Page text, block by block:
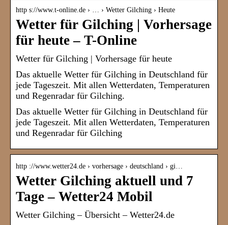
http s://www.t-online.de › … › Wetter Gilching › Heute
Wetter für Gilching | Vorhersage
für heute – T-Online
Wetter für Gilching | Vorhersage für heute
Das aktuelle Wetter für Gilching in Deutschland für
jede Tageszeit. Mit allen Wetterdaten, Temperaturen
und Regenradar für Gilching.
Das aktuelle Wetter für Gilching in Deutschland für
jede Tageszeit. Mit allen Wetterdaten, Temperaturen
und Regenradar für Gilching
http ://www.wetter24.de › vorhersage › deutschland › gi…
Wetter Gilching aktuell und 7
Tage – Wetter24 Mobil
Wetter Gilching – Übersicht – Wetter24.de